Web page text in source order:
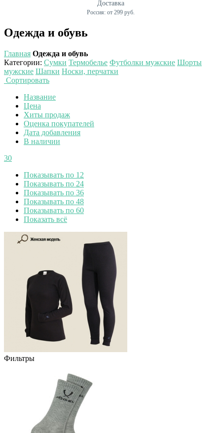
Доставка
Россия: от 299 руб.
Одежда и обувь
Главная Одежда и обувь
Категории: Сумки Термобелье Футболки мужские Шорты
мужские Шапки Носки, перчатки
Сортировать
Название
Цена
Хиты продаж
Оценка покупателей
Дата добавления
В наличии
30
Показывать по 12
Показывать по 24
Показывать по 36
Показывать по 48
Показывать по 60
Показать всё
Фильтры